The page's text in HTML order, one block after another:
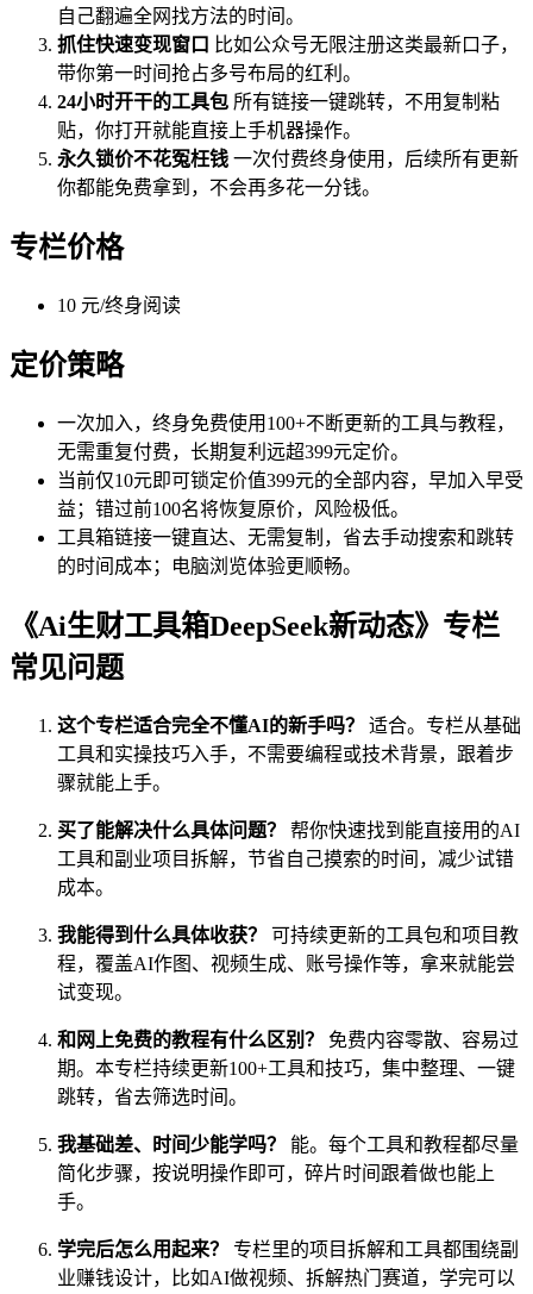
自己翻遍全网找方法的时间。
抓住快速变现窗口 比如公众号无限注册这类最新口子，
带你第一时间抢占多号布局的红利。
24小时开干的工具包 所有链接一键跳转，不用复制粘
贴，你打开就能直接上手机器操作。
永久锁价不花冤枉钱 一次付费终身使用，后续所有更新
你都能免费拿到，不会再多花一分钱。
专栏价格
10 元/终身阅读
定价策略
一次加入，终身免费使用100+不断更新的工具与教程，
无需重复付费，长期复利远超399元定价。
当前仅10元即可锁定价值399元的全部内容，早加入早受
益；错过前100名将恢复原价，风险极低。
工具箱链接一键直达、无需复制，省去手动搜索和跳转
的时间成本；电脑浏览体验更顺畅。
《Ai生财工具箱DeepSeek新动态》专栏
常见问题
这个专栏适合完全不懂AI的新手吗？
适合。专栏从基础
工具和实操技巧入手，不需要编程或技术背景，跟着步
骤就能上手。
买了能解决什么具体问题？
帮你快速找到能直接用的AI
工具和副业项目拆解，节省自己摸索的时间，减少试错
成本。
我能得到什么具体收获？
可持续更新的工具包和项目教
程，覆盖AI作图、视频生成、账号操作等，拿来就能尝
试变现。
和网上免费的教程有什么区别？
免费内容零散、容易过
期。本专栏持续更新100+工具和技巧，集中整理、一键
跳转，省去筛选时间。
我基础差、时间少能学吗？
能。每个工具和教程都尽量
简化步骤，按说明操作即可，碎片时间跟着做也能上
手。
学完后怎么用起来？
专栏里的项目拆解和工具都围绕副
业赚钱设计，比如AI做视频、拆解热门赛道，学完可以